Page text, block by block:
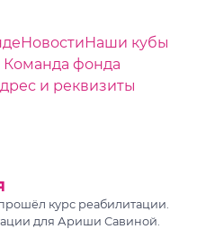
НовостиНаши кубы
Команда фонда
и реквизиты
курс реабилитации.
для Ариши Савиной.